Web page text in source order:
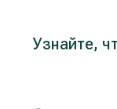
Узнайте,